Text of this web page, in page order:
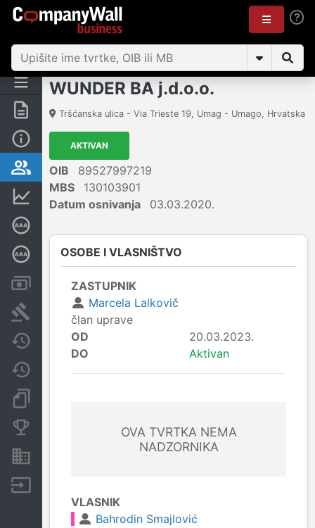
Sažetak
Osobe i vlasništvo
Dubinska bonitetna ocjena
Računi i blokade
Sudske objave
Javne nabavke
Konkurentske tvrtke
WUNDER BA j.d.o.o.
Tršćanska ulica - Via Trieste 19, Umag - Umago, Hrvatska
AKTIVAN
OIB
89527997219
MBS
130103901
Datum osnivanja
03.03.2020.
OSOBE I VLASNIŠTVO
ZASTUPNIK
Marcela Lalkovič
član uprave
OD
20.03.2023.
DO
Aktivan
OVA TVRTKA NEMA
NADZORNIKA
VLASNIK
Bahrodin Smajlović